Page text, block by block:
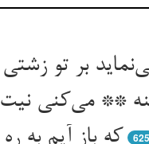
بر تو زشتی
** می‌‌کنی نیت
625